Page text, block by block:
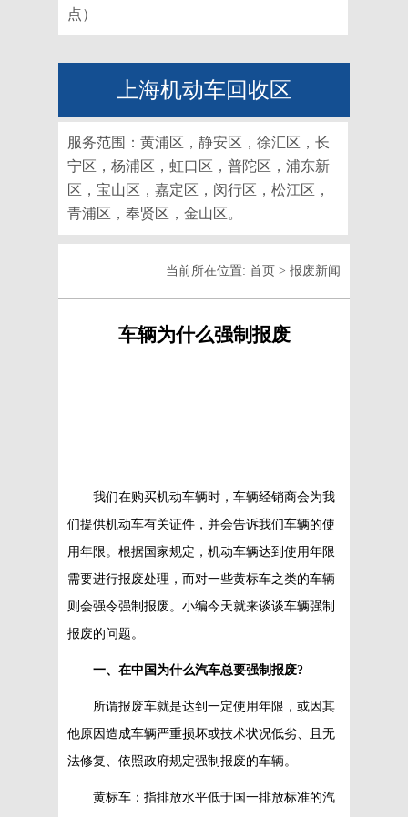
点）
上海机动车回收区
服务范围：黄浦区，静安区，徐汇区，长
宁区，杨浦区，虹口区，普陀区，浦东新
区，宝山区，嘉定区，闵行区，松江区，
青浦区，奉贤区，金山区。
当前所在位置: 首页 > 报废新闻
车辆为什么强制报废
我们在购买机动车辆时，车辆经销商会为我
们提供机动车有关证件，并会告诉我们车辆的使
用年限。根据国家规定，机动车辆达到使用年限
需要进行报废处理，而对一些黄标车之类的车辆
则会强令强制报废。小编今天就来谈谈车辆强制
报废的问题。
一、在中国为什么汽车总要强制报废?
所谓报废车就是达到一定使用年限，或因其
他原因造成车辆严重损坏或技术状况低劣、且无
法修复、依照政府规定强制报废的车辆。
黄标车：指排放水平低于国一排放标准的汽